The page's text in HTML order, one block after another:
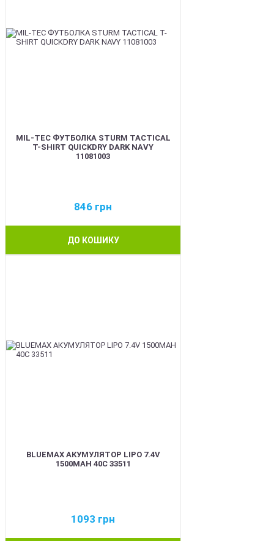
MIL-TEC ФУТБОЛКА STURM TACTICAL
T-SHIRT QUICKDRY DARK NAVY
11081003
846 грн
ДО КОШИКУ
BLUEMAX АКУМУЛЯТОР LIPO 7.4V
1500MAH 40C 33511
1093 грн